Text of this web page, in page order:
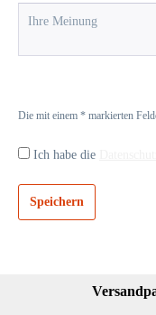
Die mit einem * markierten
Ich habe die
Speichern